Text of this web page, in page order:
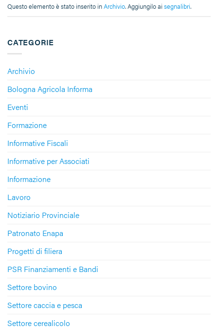
CATEGORIE
Archivio
Bologna Agricola Informa
Eventi
Formazione
Informative Fiscali
Informative per Associati
Informazione
Lavoro
Notiziario Provinciale
Patronato Enapa
Progetti di filiera
PSR Finanziamenti e Bandi
Settore bovino
Settore caccia e pesca
Settore cerealicolo
Questo elemento è stato inserito inArchivio. Aggiungilo ai segnalibri.